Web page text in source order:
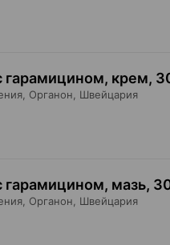
гарамицином, крем,
Органон , Швейцария
мазь,
Органон , Швейцария